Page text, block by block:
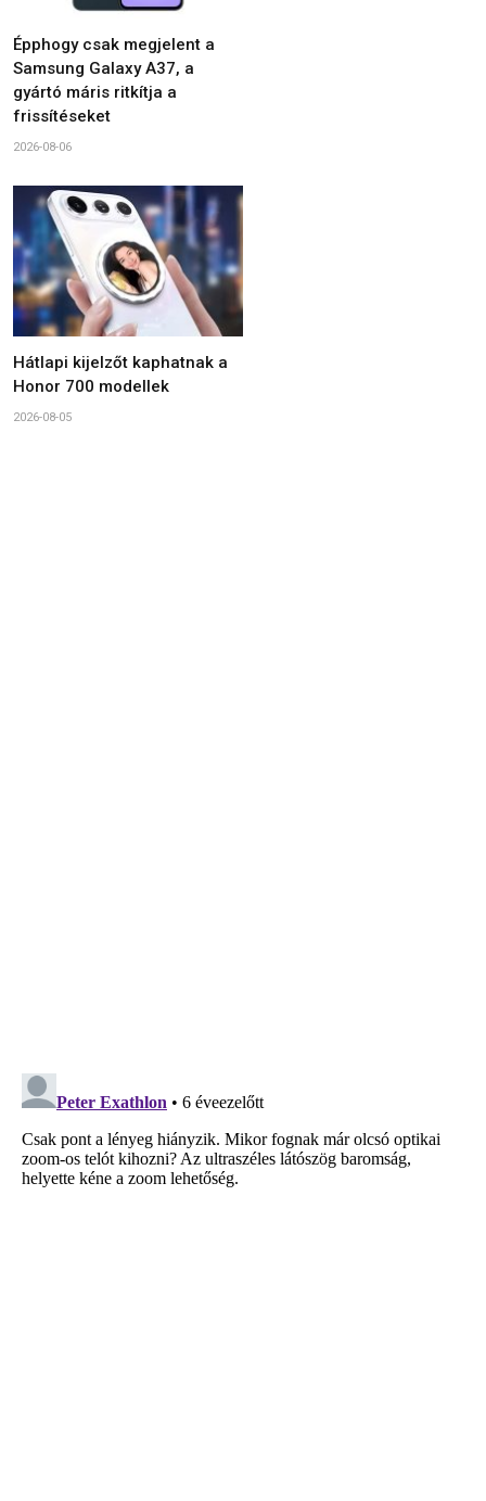
Épphogy csak megjelent a
Samsung Galaxy A37, a
gyártó máris ritkítja a
frissítéseket
2026-08-06
Hátlapi kijelzőt kaphatnak a
Honor 700 modellek
2026-08-05